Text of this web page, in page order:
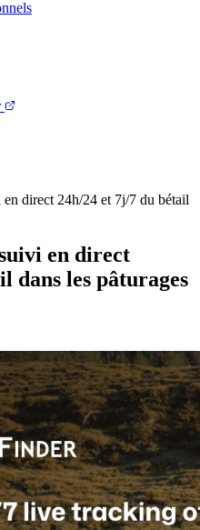
direct 24h/24 et 7j/7 du bétail
en direct
dans les pâturages